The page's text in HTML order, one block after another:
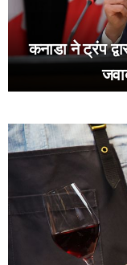
कनाडा ने ट्रंप